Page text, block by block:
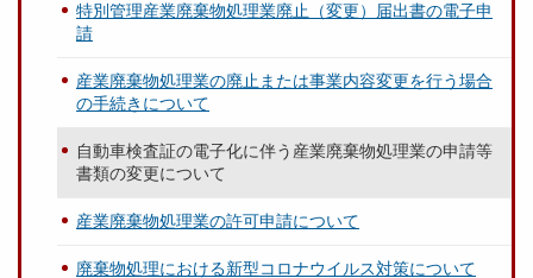
特別管理産業廃棄物処理業廃止（変更）届出書の電子申
請
産業廃棄物処理業の廃止または事業内容変更を行う場合
の手続きについて
自動車検査証の電子化に伴う産業廃棄物処理業の申請等
書類の変更について
産業廃棄物処理業の許可申請について
廃棄物処理における新型コロナウイルス対策について